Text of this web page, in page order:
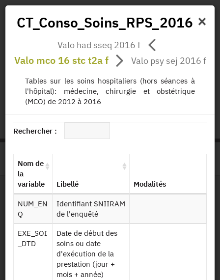
Actualités Données
Missions
status.io EN
ACCUEIL >
Dessin de fichier
Identifiant persistant (DOI)
Retour à la source
×
CT_Conso_Soins_RPS_2016
Valo had sseq 2016 f
Valo mco 16 stc t2a f Valo psy sej 2016 f
Tables sur les soins hospitaliers (hors séances à
l'hôpital): médecine, chirurgie et obstétrique
(MCO) de 2012 à 2016
Rechercher :
Nom de
la
variable
Libellé Modalités
NUM_EN
Q
Identifiant SNIIRAM
de l'enquêté
EXE_SOI
_DTD
Date de début des
soins ou date
d'exécution de la
prestation (jour +
mois + année)